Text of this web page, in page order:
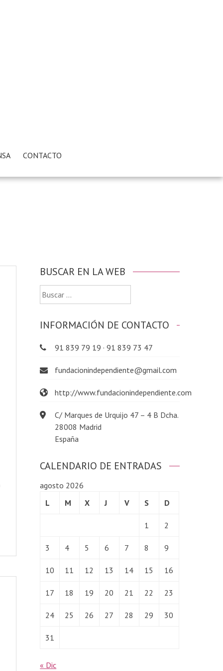
CONTACTO
BUSCAR EN LA WEB
Buscar:
INFORMACIÓN DE CONTACTO
91 839 79 19 · 91 839 73 47
fundacionindependiente@gmail.com
http://www.fundacionindependiente.com
C/ Marques de Urquijo 47 – 4 B Dcha.
28008 Madrid
España
CALENDARIO DE ENTRADAS
agosto 2026
L
M X J V S D
1 2
3 4 5 6 7 8 9
10 11 12 13 14 15 16
17 18 19 20 21 22 23
24 25 26 27 28 29 30
31
« Dic